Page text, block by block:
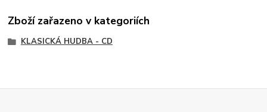
Zboží zařazeno v kategoriích
KLASICKÁ HUDBA - CD